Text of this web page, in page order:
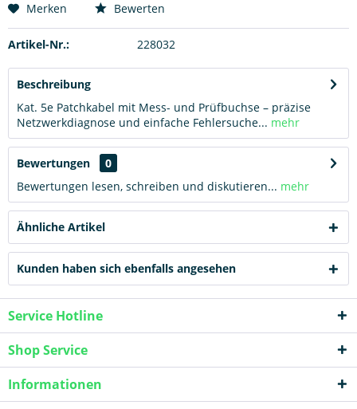
Merken Bewerten
Artikel-Nr.: 228032
Beschreibung
Kat. 5e Patchkabel mit Mess- und Prüfbuchse – präzise
Netzwerkdiagnose und einfache Fehlersuche... mehr
Bewertungen
0
Bewertungen lesen, schreiben und diskutieren... mehr
Ähnliche Artikel
Kunden haben sich ebenfalls angesehen
Service Hotline
Shop Service
Informationen